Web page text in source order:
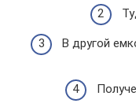
В другой